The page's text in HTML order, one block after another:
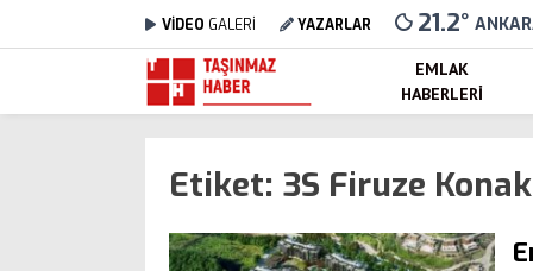
VİDEO GALERİ YAZARLAR 21.2°
EMLAK
HABERLERI
Etiket: 3S Firuze